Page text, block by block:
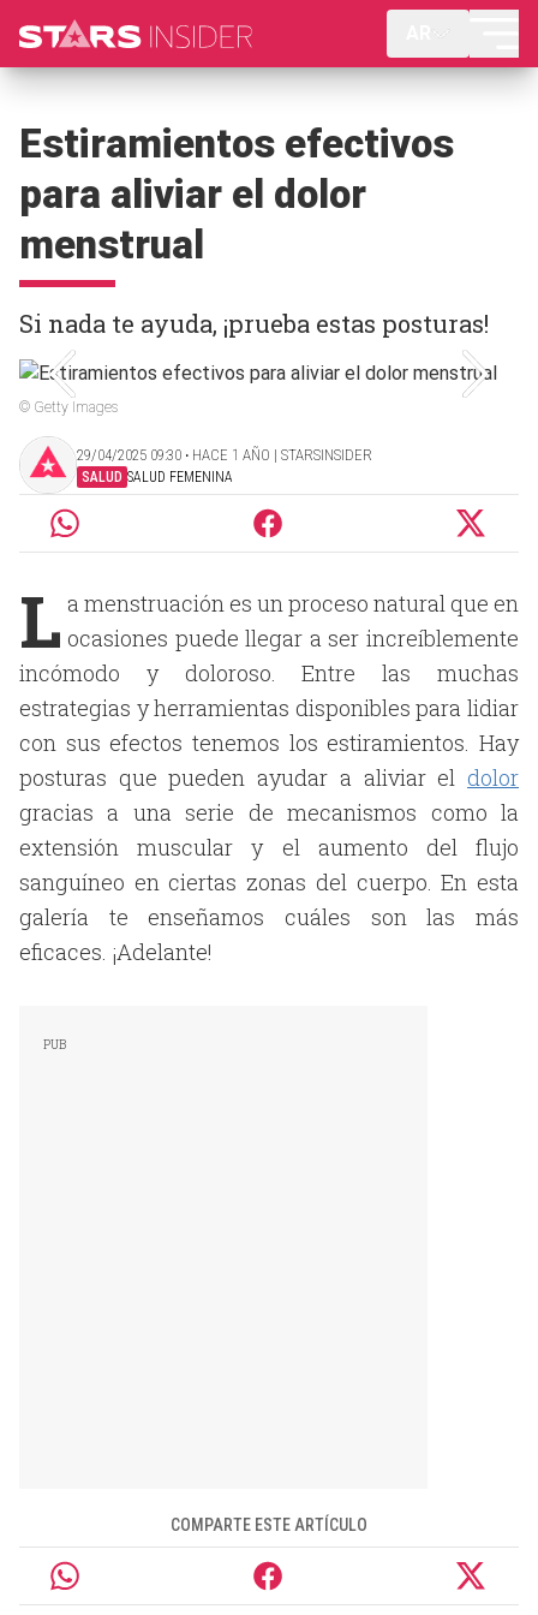
Estiramientos efectivos
para aliviar el dolor
menstrual
Si nada te ayuda, ¡prueba estas posturas!
© Getty Images
29/04/2025 09:30 ‧ HACE 1 AÑO | STARSINSIDER
SALUD SALUD FEMENINA
L a menstruación es un proceso natural que en
ocasiones puede llegar a ser increíblemente
incómodo y doloroso. Entre las muchas
estrategias y herramientas disponibles para lidiar
con sus efectos tenemos los estiramientos. Hay
posturas que pueden ayudar a aliviar el dolor
gracias a una serie de mecanismos como la
extensión muscular y el aumento del flujo
sanguíneo en ciertas zonas del cuerpo. En esta
galería te enseñamos cuáles son las más
eficaces. ¡Adelante!
COMPARTE ESTE ARTÍCULO